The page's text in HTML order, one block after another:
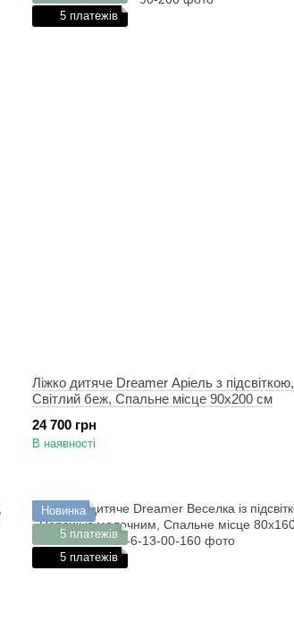
5 платежів
Ліжко дитяче Dreamer Аріель з підсвіткою,
Світлий беж, Спальне місце 90х200 см
24 700 грн
В наявності
Новинка
5 платежів
5 платежів